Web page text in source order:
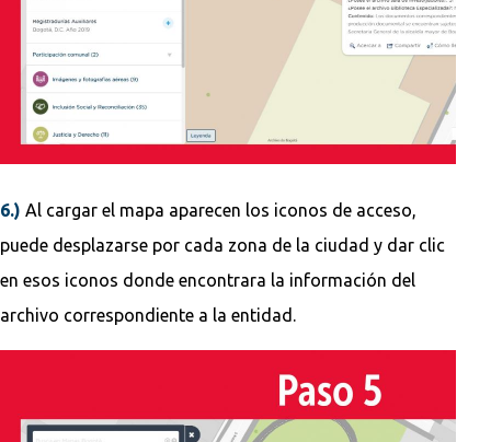
6.) Al cargar el mapa aparecen los iconos de acceso,
puede desplazarse por cada zona de la ciudad y dar clic
en esos iconos donde encontrara la información del
archivo correspondiente a la entidad.